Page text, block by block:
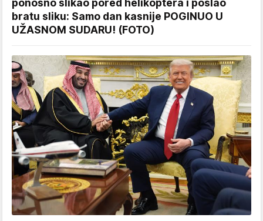
ponosno slikao pored helikoptera i poslao
bratu sliku: Samo dan kasnije POGINUO U
UŽASNOM SUDARU! (FOTO)